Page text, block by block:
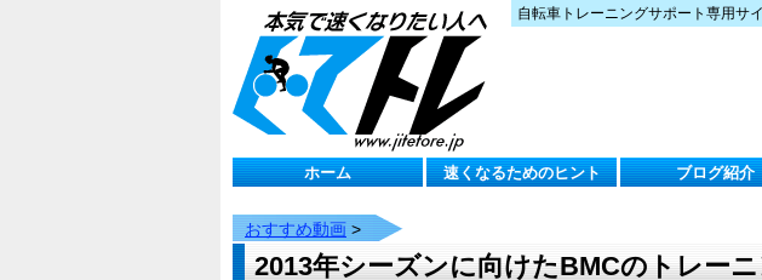
自転車トレーニングサポート専用サ
ホーム 速くなるためのヒント ブログ紹介
おすすめ動画 >
2013年シーズンに向けたBMCのトレー